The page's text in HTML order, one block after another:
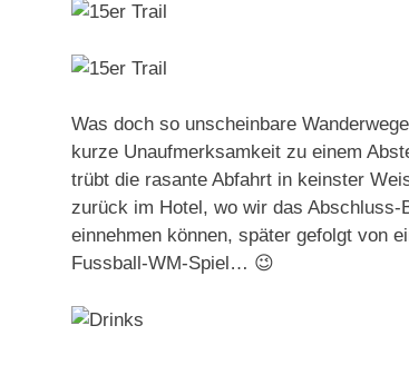
Was doch so unscheinbare
kurze Unaufmerksamkeit zu einem
trübt die rasante Abfahrt in keinster
zurück im Hotel, wo wir das
einnehmen können, später gefolgt von
Fussball-WM-Spiel… 😉